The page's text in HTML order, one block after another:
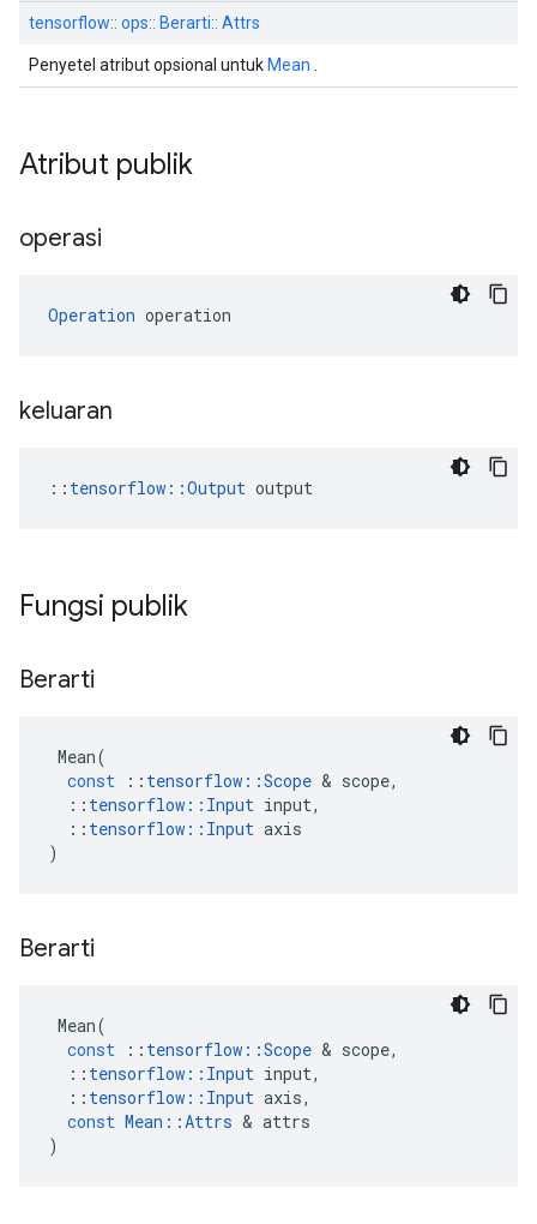
tensorflow:: ops:: Berarti:: Attrs
Penyetel atribut opsional untuk Mean
Atribut publik
operasi
Operation operation
keluaran
:: tensorflow::Output output
Fungsi publik
Berarti
Mean(
const
:: tensorflow ::Scope & scope,
:: tensorflow :: Input input,
:: tensorflow :: Input axis
)
Berarti
Mean(
const
:: tensorflow ::Scope & scope,
:: tensorflow :: Input input,
:: tensorflow :: Input axis,
const Mean ::Attrs & attrs
)